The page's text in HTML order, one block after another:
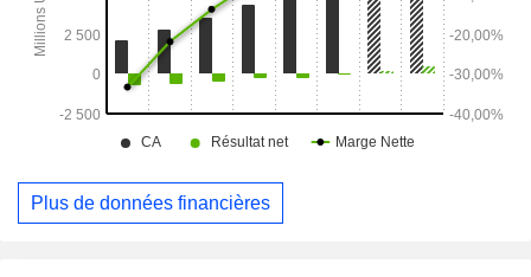
Plus de données financières